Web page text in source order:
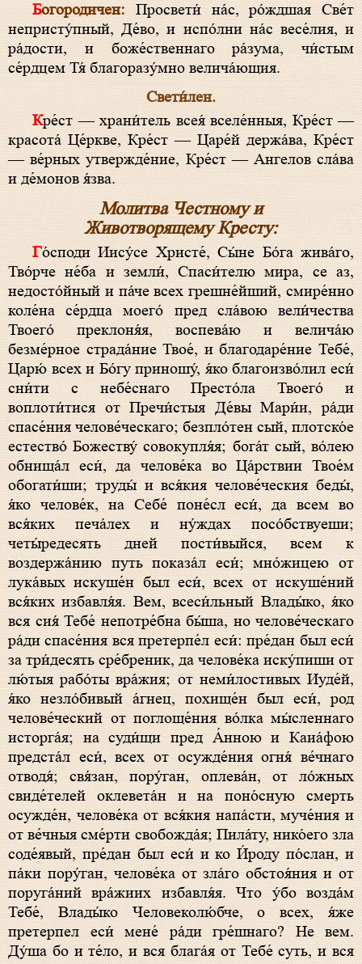
Богородичен:Просвети́ на́с, ро́ждшая Све́т
непристу́пный, Де́во, и испо́лни на́с весе́лия, и
ра́дости, и боже́ственнаго ра́зума, чи́стым
се́рдцем Тя́ благоразу́мно велича́ющия.
Свети́лен.
Кре́ст — храни́тель всея́ вселе́нныя, Кре́ст —
красота́ Це́ркве, Кре́ст — Царе́й держа́ва, Кре́ст
— ве́рных утвержде́ние, Кре́ст — Ангелов сла́ва
и де́монов я́зва.
Молитва Честному и
Животворящему Кресту:
Го́споди Иису́се Христе́, Сы́не Бо́га жива́го,
Тво́рче не́ба и земли́, Спаси́телю мира, се аз,
недосто́йный и па́че всех грешне́йший, смире́нно
коле́на се́рдца моего́ пред сла́вою вели́чества
Твоего́ преклоня́я, воспева́ю и велича́ю
безме́рное страда́ние Твое́, и благодаре́ние Тебе́,
Царю́ всех и Бо́гу приношу́, я́ко благоизво́лил еси́
сни́ти с небе́снаго Престо́ла Твоего́ и
воплоти́тися от Пречи́стыя Де́вы Мари́и, ра́ди
спасе́ния челове́ческаго; безпло́тен сый, плотско́е
естество́ Божеству́ совокупля́я; бога́т сый, во́лею
обнища́л еси́, да челове́ка во Ца́рствии Твое́м
обогати́ши; труды́ и вся́кия челове́ческия беды́,
я́ко челове́к, на Себе́ поне́сл еси́, да всем во
вся́ких печа́лех и ну́ждах посо́бствуеши;
четы́редесять дней пости́выйся, всем к
воздержа́нию путь показа́л еси́; мно́жицею от
лука́вых искуше́н был еси́, всех от искуше́ний
вся́ких избавля́я. Вем, всеси́льный Влады́ко, я́ко
вся сия́ Тебе́ непотре́бна бы́ша, но челове́ческаго
ра́ди спасе́ния вся претерпе́л еси́: пре́дан был еси́
за три́десять сре́бреник, да челове́ка иску́пиши от
лю́тыя рабо́ты вра́жия; от неми́лостивых Иуде́й,
я́ко незло́бивый а́гнец, похище́н был еси́, род
челове́ческий от поглоще́ния во́лка мы́сленнаго
исторга́я; на суди́щи пред А́нною и Каиа́фою
предста́л еси́, всех от осужде́ния огня́ ве́чнаго
отводя́; свя́зан, пору́ган, оплева́н, от ло́жных
свиде́телей оклевета́н и на поно́сную смерть
осужде́н, челове́ка от вся́кия напа́сти, муче́ния и
от ве́чныя сме́рти свобожда́я; Пила́ту, нико́его зла
соде́явый, пре́дан был еси́ и ко И́роду по́слан, и
па́ки пору́ган, челове́ка от зла́го обстоя́ния и от
поруга́ний вра́жиих избавля́я. Что у́бо возда́м
Тебе́, Влады́ко Человеколю́бче, о всех, я́же
претерпел еси́ мене́ ра́ди гре́шнаго? Не вем.
Ду́ша бо и те́ло, и вся блага́я от Тебе́ суть, и вся